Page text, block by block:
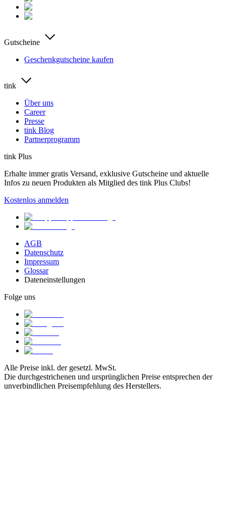
Gutscheine
Geschenkgutscheine kaufen
tink
Über uns
Career
Presse
tink Blog
Partnerprogramm
tink Plus
Erhalte immer gratis Versand, exklusive Gutscheine und aktuelle
Infos zu neuen Produkten als Mitglied des tink Plus Clubs!
Kostenlos anmelden
AGB
Datenschutz
Impressum
Glossar
Dateneinstellungen
Folge uns
Alle Preise inkl. der gesetzl. MwSt.
Die durchgestrichenen und ursprünglichen Preise entsprechen der
unverbindlichen Preisempfehlung des Herstellers.